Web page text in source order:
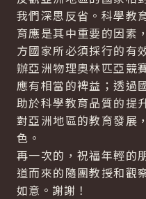
我們深思反省。科學教
育應是其中重要的因素
方國家所必須採行的有
辦亞洲物理奧林匹亞競
應有相當的裨益；透過
助於科學教育品質的提
對亞洲地區的教育發展
色。
再一次的，祝福年輕的
道而來的隨團教授和觀
如意。謝謝！